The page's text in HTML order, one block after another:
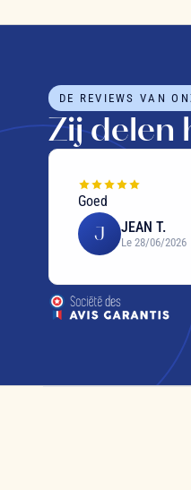
DE REVIEWS VAN
Zij delen
Goed
J JEAN T.
Le 28/06/2026